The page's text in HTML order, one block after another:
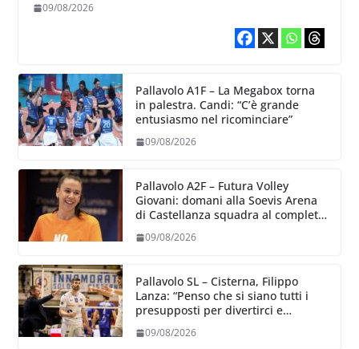
09/08/2026
Pallavolo A1F – La Megabox torna
in palestra. Candi: “C’è grande
entusiasmo nel ricominciare”
09/08/2026
Pallavolo A2F – Futura Volley
Giovani: domani alla Soevis Arena
di Castellanza squadra al completo
09/08/2026
Pallavolo SL – Cisterna, Filippo
Lanza: “Penso che si siano tutti i
presupposti per divertirci e
sappia divertire”
09/08/2026